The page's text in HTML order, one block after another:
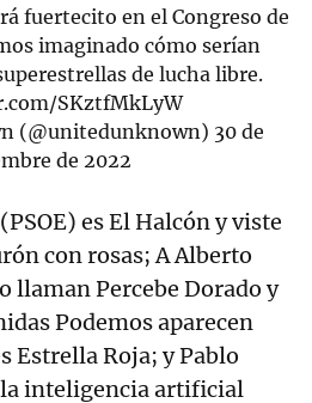
fuertecito en el Congreso de
imaginado cómo serían
de lucha libre.
SKztfMkLyW
(@unitedunknown) 30 de
de 2022
es El Halcón y viste
con rosas; A Alberto
llaman Percebe Dorado y
Podemos aparecen
Estrella Roja; y Pablo
inteligencia artificial